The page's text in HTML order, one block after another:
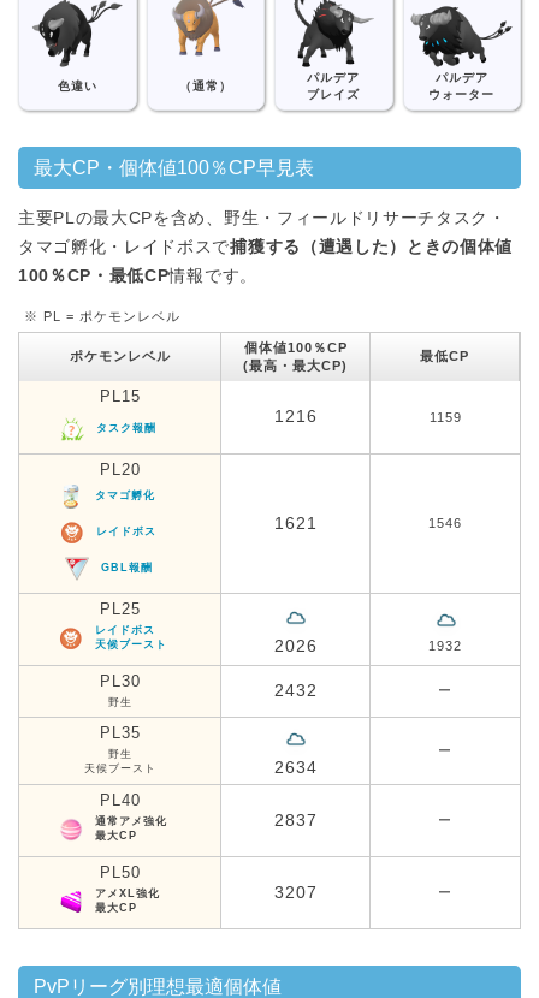
色違い （通常）
パルデア
ブレイズ
パルデア
ウォーター
最大CP・個体値100％CP早見表
主要PLの最大CPを含め、野生・フィールドリサーチタスク・
タマゴ孵化・レイドボスで捕獲する（遭遇した）ときの個体値
100％CP・最低CP情報です。
※ PL = ポケモンレベル
ポケモンレベル
個体値100％CP
(最高・最大CP)
最低CP
PL15
タスク報酬
1216 1159
PL20
タマゴ孵化
レイドボス
GBL報酬
1621 1546
PL25
レイドボス
天候ブースト
2026 1932
PL30
野生
2432 ー
PL35
野生
天候ブースト
2634
ー
PL40
通常アメ強化
最大CP
2837 ー
PL50
アメXL強化
最大CP
3207 ー
PvPリーグ別理想最適個体値